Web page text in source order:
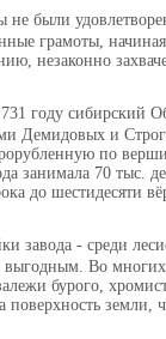
не были
грамоты,
незаконно
году сибирский
Демидовых и
по
занимала 70 тыс.
до шестидесяти
завода - среди
выгодным. Во
бурого,
земли,